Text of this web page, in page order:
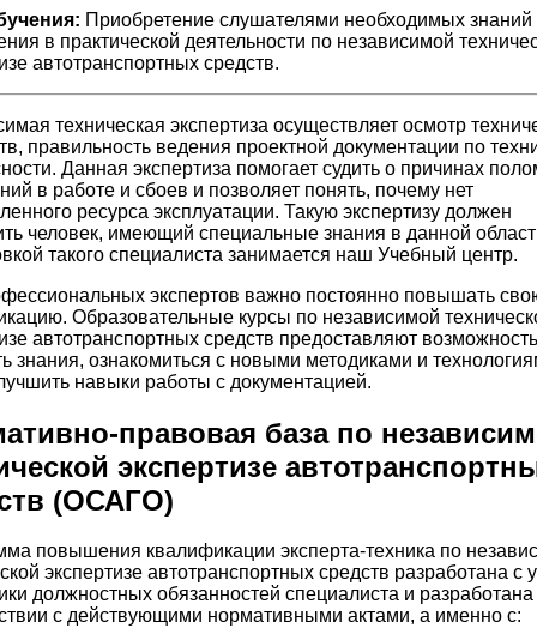
Приобретение слушателями необходимых знаний
в практической деятельности по независимой
автотранспортных средств.
техническая экспертиза осуществляет осмотр
правильность ведения проектной документации по
Данная экспертиза помогает судить о причинах
в работе и сбоев и позволяет понять, почему нет
ресурса эксплуатации. Такую экспертизу должен
человек, имеющий специальные знания в данной
такого специалиста занимается наш Учебный центр.
экспертов важно постоянно повышать
Образовательные курсы по независимой
автотранспортных средств предоставляют возможность
знания, ознакомиться с новыми методиками и
навыки работы с документацией.
правовая база по
экспертизе
(ОСАГО)
повышения квалификации эксперта-техника по
экспертизе автотранспортных средств разработана с
должностных обязанностей специалиста и разработана
с действующими нормативными актами, а именно с: